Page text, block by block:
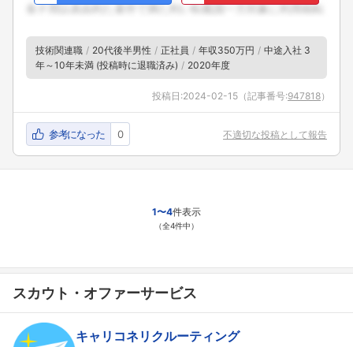
技術関連職 20代後半男性 正社員 年収350万円
中途入社 3
年～10年未満 (投稿時に退職済み)
2020年度
投稿日:2024-02-15 （記事番号:947818）
参考になった 0 不適切な投稿として報告
1〜4件表示
（全4件中）
スカウト・オファーサービス
キャリコネリクルーティング